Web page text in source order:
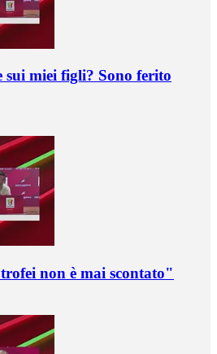
sui miei figli? Sono ferito
non è mai scontato"